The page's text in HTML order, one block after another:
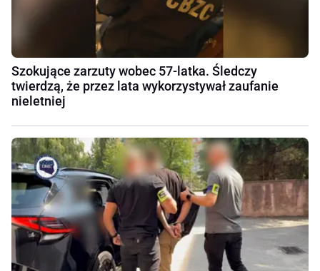
Szokujące zarzuty wobec 57-latka. Śledczy
twierdzą, że przez lata wykorzystywał zaufanie
nieletniej